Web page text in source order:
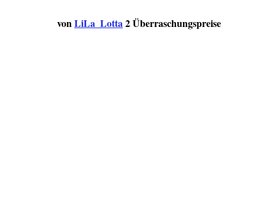
vonLiLa_Lotta2 Überraschungspreise